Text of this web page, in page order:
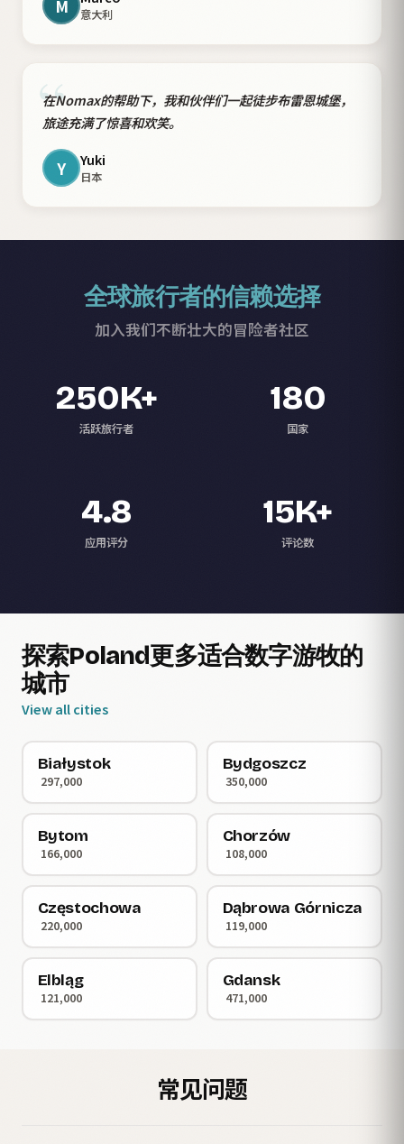
M 意大利
“
在Nomax的帮助下，我和伙伴们一起徒步布雷恩城堡，
旅途充满了惊喜和欢笑。
Y Yuki
日本
全球旅行者的信赖选择
加入我们不断壮大的冒险者社区
250K+
活跃旅行者
180
国家
4.8
应用评分
15K+
评论数
探索Poland更多适合数字游牧的
城市
View all cities
Białystok
297,000
Bydgoszcz
350,000
Bytom
166,000
Chorzów
108,000
Częstochowa
220,000
Dąbrowa Górnicza
119,000
Elbląg
121,000
Gdansk
471,000
常见问题